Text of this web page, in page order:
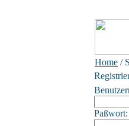
Home /
Paßwort: